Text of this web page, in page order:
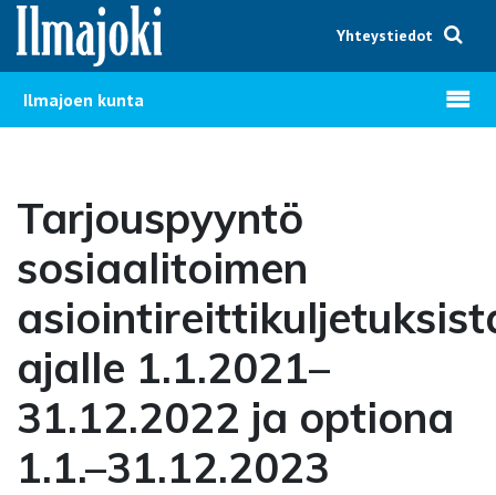
Hyppää sisältöön
Yhteystiedot
Ilmajoen kunta Avaa
Tarjouspyyntö
sosiaalitoimen
ajalle 1.1.2021–
31.12.2022 ja optiona
1.1.–31.12.2023